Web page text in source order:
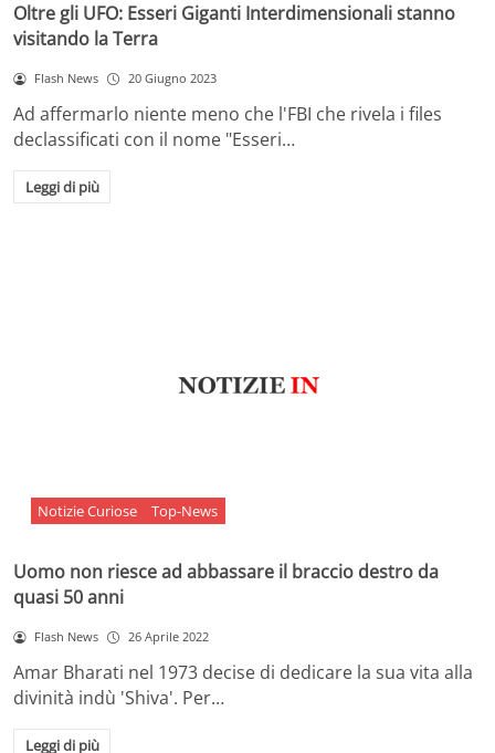
Oltre gli UFO: Esseri Giganti Interdimensionali stanno
visitando la Terra
Flash News 20 Giugno 2023
Ad affermarlo niente meno che l'FBI che rivela i files
declassificati con il nome "Esseri…
Leggi di più
Notizie Curiose Top-News
Uomo non riesce ad abbassare il braccio destro da
quasi 50 anni
Flash News 26 Aprile 2022
Amar Bharati nel 1973 decise di dedicare la sua vita alla
divinità indù 'Shiva'. Per…
Leggi di più